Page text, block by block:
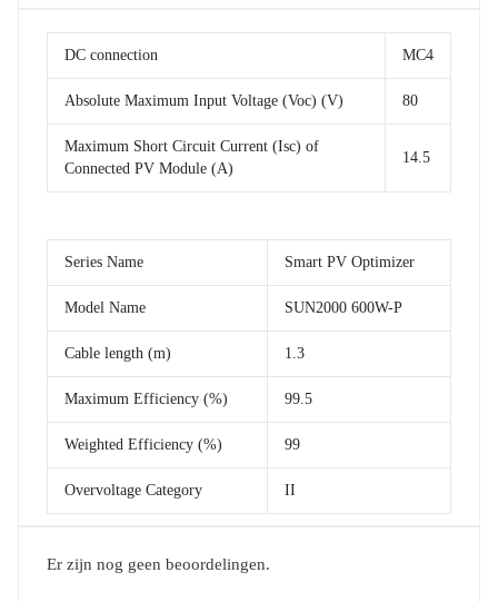
DC connection MC4
Absolute Maximum Input Voltage (Voc) (V) 80
Maximum Short Circuit Current (Isc) of
Connected PV Module (A)
14.5
Series Name Smart PV Optimizer
Model Name SUN2000 600W-P
Cable length (m) 1.3
Maximum Efficiency (%) 99.5
Weighted Efficiency (%) 99
Overvoltage Category II
Er zijn nog geen beoordelingen.